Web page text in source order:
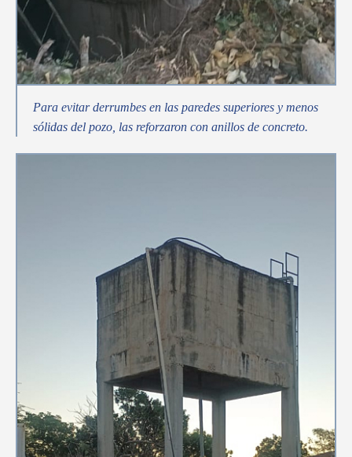
Para evitar derrumbes en las paredes superiores y menos
sólidas del pozo, las reforzaron con anillos de concreto.